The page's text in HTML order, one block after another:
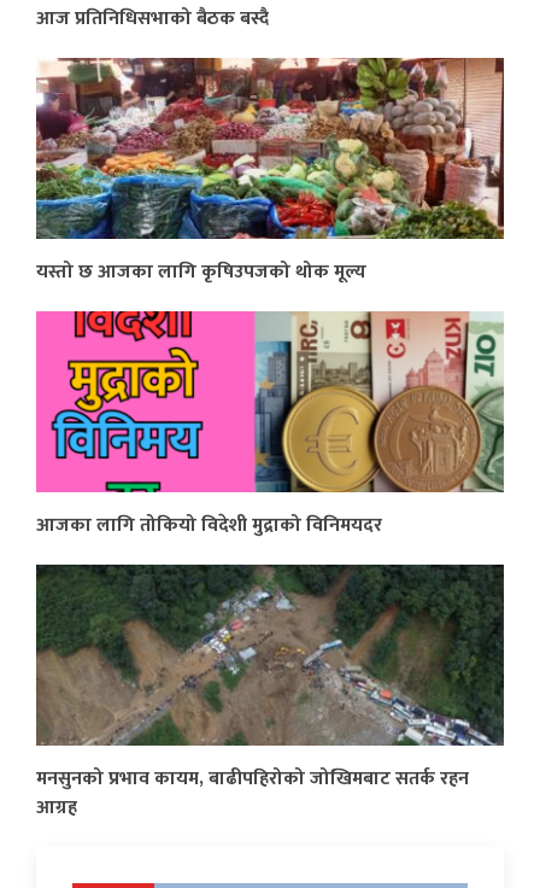
आज प्रतिनिधिसभाको बैठक बस्दै
यस्तो छ आजका लागि कृषिउपजको थोक मूल्य
आजका लागि तोकियो विदेशी मुद्राको विनिमयदर
मनसुनको प्रभाव कायम, बाढीपहिरोको जोखिमबाट सतर्क रहन
आग्रह